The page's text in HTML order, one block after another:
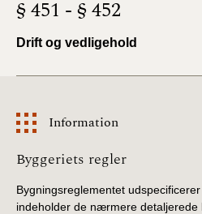
§ 451 - § 452
Drift og vedligehold
Information
Information
Byggeriets regler
Bygningsreglementet
indeholder de nærmere detaljerede